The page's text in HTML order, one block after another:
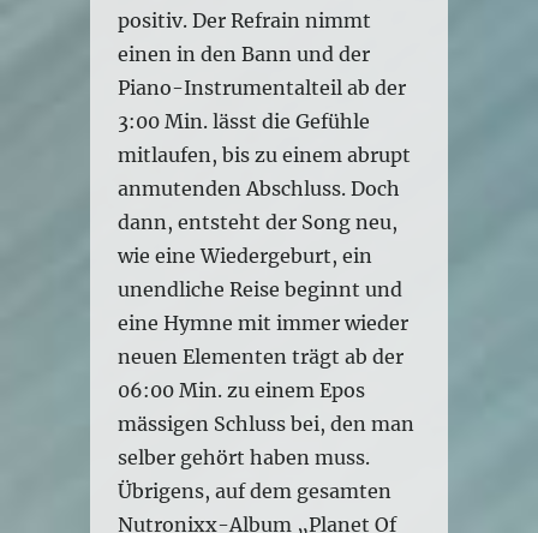
positiv. Der Refrain nimmt
einen in den Bann und der
Piano-Instrumentalteil ab der
3:00 Min. lässt die Gefühle
mitlaufen, bis zu einem abrupt
anmutenden Abschluss. Doch
dann, entsteht der Song neu,
wie eine Wiedergeburt, ein
unendliche Reise beginnt und
eine Hymne mit immer wieder
neuen Elementen trägt ab der
06:00 Min. zu einem Epos
mässigen Schluss bei, den man
selber gehört haben muss.
Übrigens, auf dem gesamten
Nutronixx-Album „Planet Of